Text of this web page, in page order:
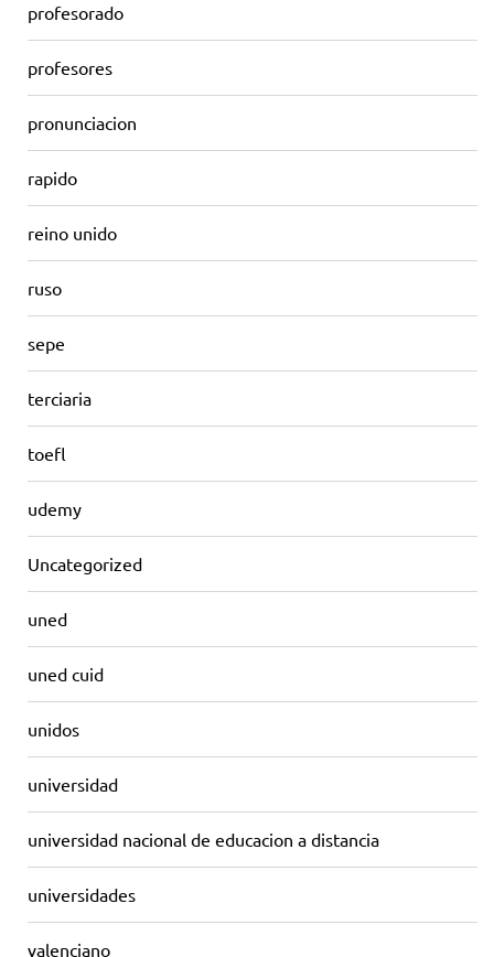
profesorado
profesores
pronunciacion
rapido
reino unido
ruso
sepe
terciaria
toefl
udemy
Uncategorized
uned
uned cuid
unidos
universidad
universidad nacional de educacion a distancia
universidades
valenciano